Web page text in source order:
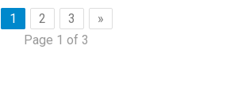
1 2 3
»
Page 1 of 3